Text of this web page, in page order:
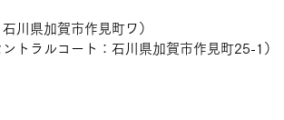
川県加賀市作見町ワ）
トラルコート：石川県加賀市作見町25-1）